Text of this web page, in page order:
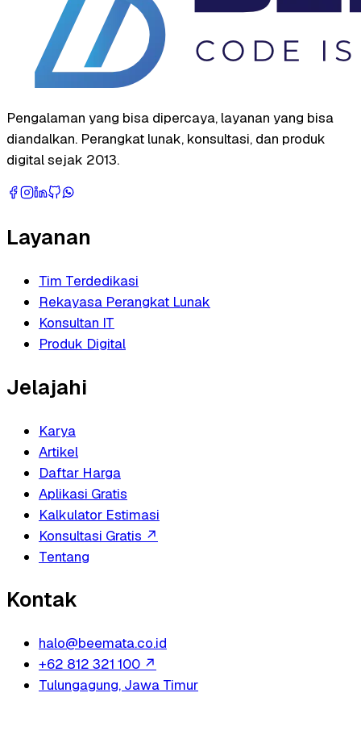
Pengalaman yang bisa dipercaya, layanan yang bisa
diandalkan. Perangkat lunak, konsultasi, dan produk
digital sejak 2013.
Layanan
Tim Terdedikasi
Rekayasa Perangkat Lunak
Konsultan IT
Produk Digital
Jelajahi
Karya
Artikel
Daftar Harga
Aplikasi Gratis
Kalkulator Estimasi
Konsultasi Gratis ↗
Tentang
Kontak
halo@beemata.co.id
+62 812 321 100 ↗
Tulungagung, Jawa Timur